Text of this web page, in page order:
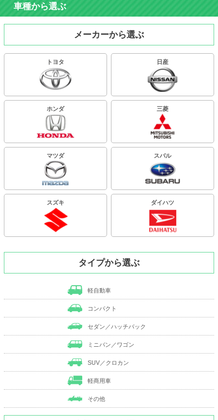
車種から選ぶ
メーカーから選ぶ
トヨタ 日産
ホンダ 三菱
マツダ スバル
スズキ ダイハツ
タイプから選ぶ
軽自動車
コンパクト
セダン／ハッチバック
ミニバン／ワゴン
SUV／クロカン
軽商用車
その他